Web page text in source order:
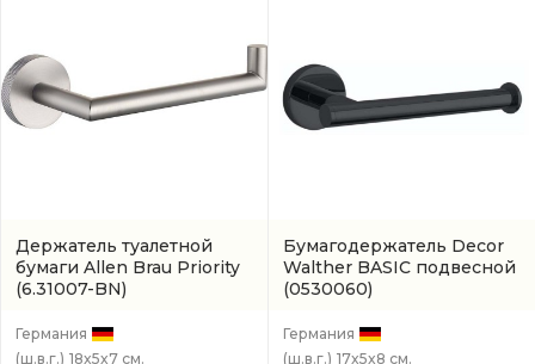
Держатель туалетной
бумаги Allen Brau Priority
(6.31007-BN)
Германия
(ш.в.г.) 18x5x7 см.
Бумагодержатель Decor
Walther BASIC подвесной
(0530060)
Германия
(ш.в.г.) 17x5x8 см.